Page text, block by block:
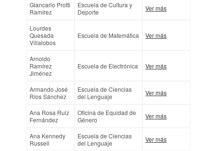
Giancarlo Protti
Ramírez
Escuela de Cultura y
Deporte
Ver más
Lourdes
Quesada
Villalobos
Escuela de Matemática Ver más
Arnoldo
Ramírez
Jiménez
Escuela de Electrónica Ver más
Armando José
Ríos Sánchez
Escuela de Ciencias
del Lenguaje
Ver más
Ana Rosa Ruiz
Fernández
Oficina de Equidad de
Género
Ver más
Ana Kennedy
Russell
Escuela de Ciencias
del Lenguaje
Ver más